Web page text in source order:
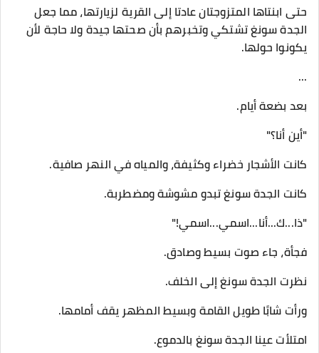
حتى ابنتاها المتزوجتان عادتا إلى القرية لزيارتها، مما جعل
الجدة سونغ تشتكي وتخبرهم بأن صحتها جيدة ولا حاجة لأن
يكونوا حولها.
...
بعد بضعة أيام.
"أين أنا؟"
كانت الأشجار خضراء وكثيفة، والمياه في النهر صافية.
كانت الجدة سونغ تبدو مشوشة ومضطربة.
"ذا...ك...أنا...اسمي...اسمي!"
فجأة، جاء صوت بسيط وصادق.
نظرت الجدة سونغ إلى الخلف.
ورأت شابًا طويل القامة وبسيط المظهر يقف أمامها.
امتلأت عينا الجدة سونغ بالدموع.